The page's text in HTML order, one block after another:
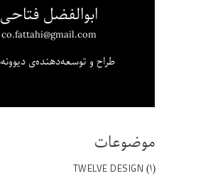
ابوالفضل فتاحی
co.fattahi@gmail.com
طراح و توسعه‌دهنده‌ی
موضوعات
TWELVE DESIGN (۱)